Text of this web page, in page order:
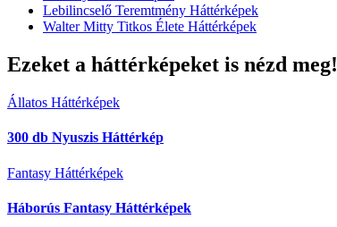
Lebilincselő Teremtmény Háttérképek
Walter Mitty Titkos Élete Háttérképek
Ezeket a háttérképeket is nézd meg!
Állatos Háttérképek
300 db Nyuszis Háttérkép
Fantasy Háttérképek
Háborús Fantasy Háttérképek